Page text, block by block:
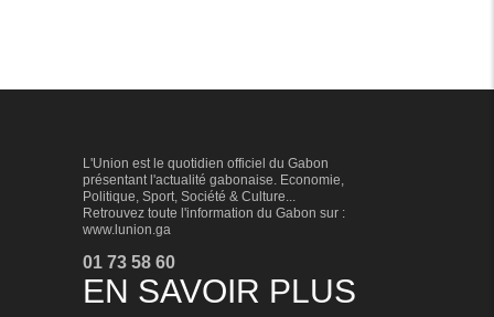
L'Union est le quotidien officiel du Gabon
présentant l'actualité gabonaise. Economie,
Politique, Sport, Société & Culture...
Retrouvez toute l'information du Gabon sur :
www.lunion.ga
01 73 58 60
EN SAVOIR PLUS